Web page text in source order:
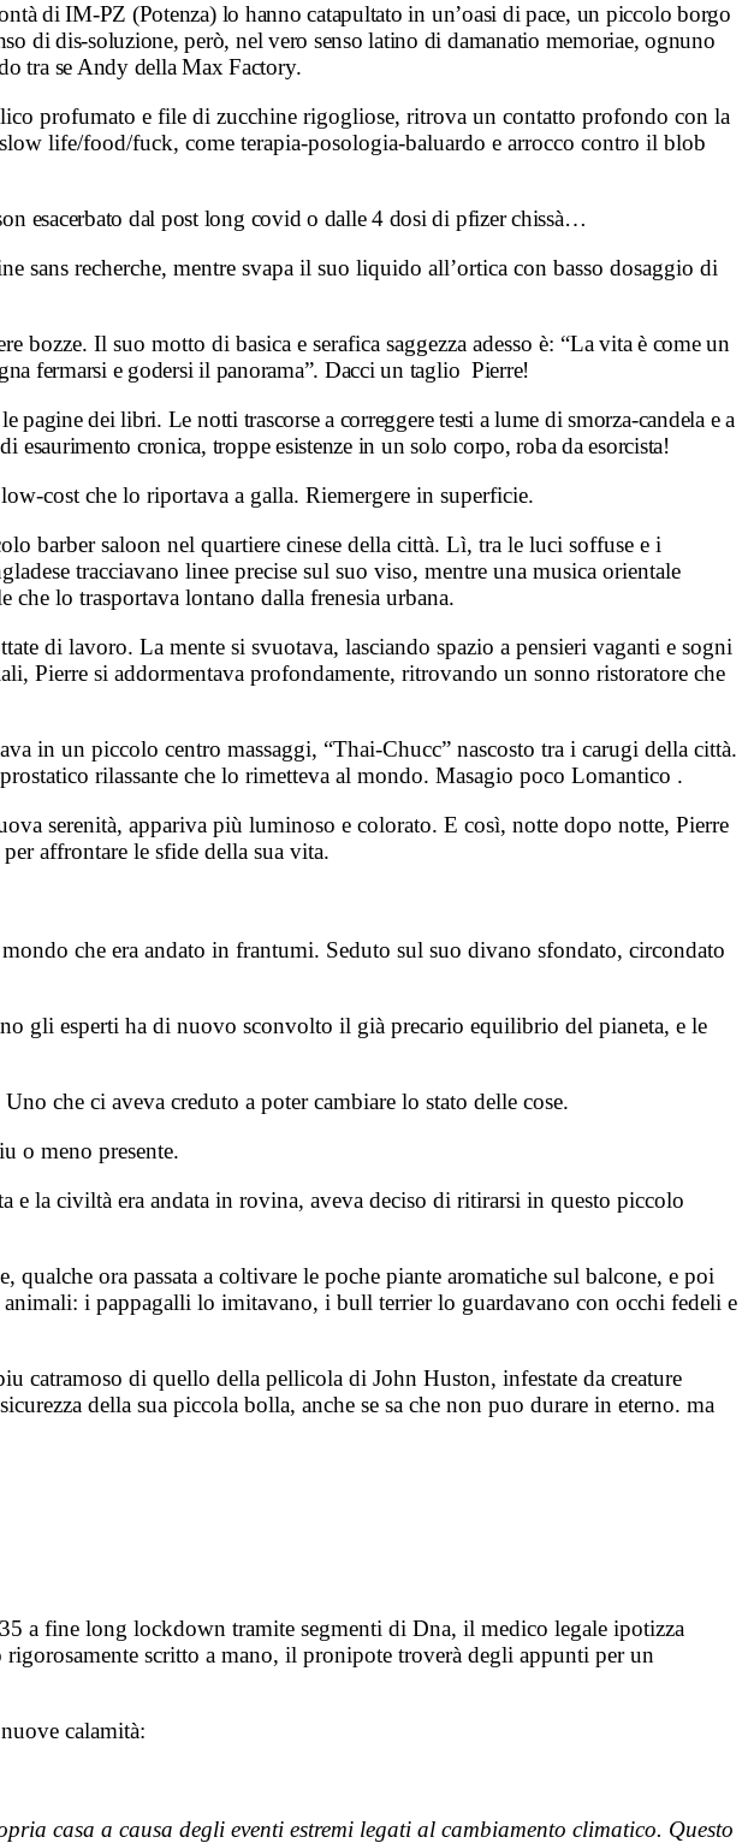
di IM-PZ (Potenza) lo hanno catapultato in un’oasi di pace, un piccolo borgo
di dis-soluzione, però, nel vero senso latino di damanatio memoriae, ognuno
tra se Andy della Max Factory.
profumato e file di zucchine rigogliose, ritrova un contatto profondo con la
life/food/fuck, come terapia-posologia-baluardo e arrocco contro il blob
esacerbato dal post long covid o dalle 4 dosi di pfizer chissà…
sans recherche, mentre svapa il suo liquido all’ortica con basso dosaggio di
Il suo motto di basica e serafica saggezza adesso è: “La vita è come un
fermarsi e godersi il panorama”. Dacci un taglio Pierre!
dei libri. Le notti trascorse a correggere testi a lume di smorza-candela e a
cronica, troppe esistenze in un solo corpo, roba da esorcista!
cost che lo riportava a galla. Riemergere in superficie.
barber saloon nel quartiere cinese della città. Lì, tra le luci soffuse e i
tracciavano linee precise sul suo viso, mentre una musica orientale
che lo trasportava lontano dalla frenesia urbana.
di lavoro. La mente si svuotava, lasciando spazio a pensieri vaganti e sogni
Pierre si addormentava profondamente, ritrovando un sonno ristoratore che
in un piccolo centro massaggi, “Thai-Chucc” nascosto tra i carugi della città.
rilassante che lo rimetteva al mondo. Masagio poco Lomantico .
serenità, appariva più luminoso e colorato. E così, notte dopo notte, Pierre
affrontare le sfide della sua vita.
che era andato in frantumi. Seduto sul suo divano sfondato, circondato
gli esperti ha di nuovo sconvolto il già precario equilibrio del pianeta, e le
che ci aveva creduto a poter cambiare lo stato delle cose.
o meno presente.
e la civiltà era andata in rovina, aveva deciso di ritirarsi in questo piccolo
ora passata a coltivare le poche piante aromatiche sul balcone, e poi
i pappagalli lo imitavano, i bull terrier lo guardavano con occhi fedeli e
catramoso di quello della pellicola di John Huston, infestate da creature
della sua piccola bolla, anche se sa che non puo durare in eterno. ma
a fine long lockdown tramite segmenti di Dna, il medico legale ipotizza
scritto a mano, il pronipote troverà degli appunti per un
calamità:
casa a causa degli eventi estremi legati al cambiamento climatico. Questo